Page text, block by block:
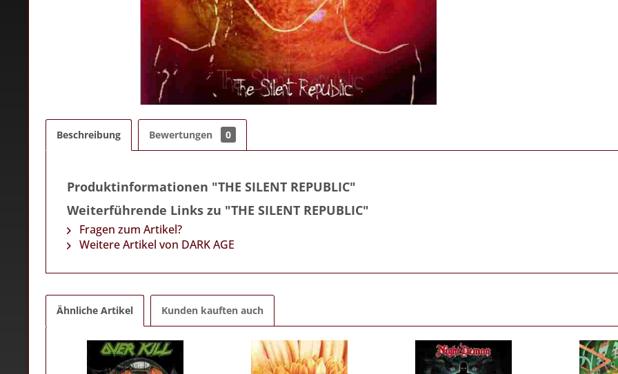
Beschreibung Bewertungen 0
Produktinformationen "THE SILENT REPUBLIC"
Weiterführende Links zu "THE SILENT REPUBLIC"
Fragen zum Artikel?
Weitere Artikel von DARK AGE
Ähnliche Artikel Kunden kauften auch